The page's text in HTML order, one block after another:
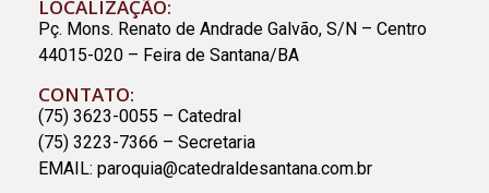
LOCALIZAÇÃO:
Pç. Mons. Renato de Andrade Galvão, S/N – Centro
44015-020 – Feira de Santana/BA
CONTATO:
(75) 3623-0055 – Catedral
(75) 3223-7366 – Secretaria
EMAIL: paroquia@catedraldesantana.com.br